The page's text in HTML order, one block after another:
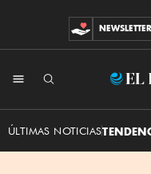
CONTRIBUCIONES
NEWSLETTER
ÚLTIMAS NOTICIAS